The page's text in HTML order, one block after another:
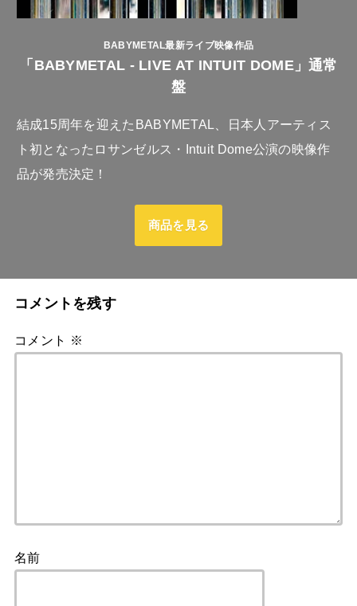
BABYMETAL最新ライブ映像作品
「BABYMETAL - LIVE AT INTUIT DOME」通常
盤
結成15周年を迎えたBABYMETAL、日本人アーティス
ト初となったロサンゼルス・Intuit Dome公演の映像作
品が発売決定！
商品を見る
コメントを残す
コメント ※
名前